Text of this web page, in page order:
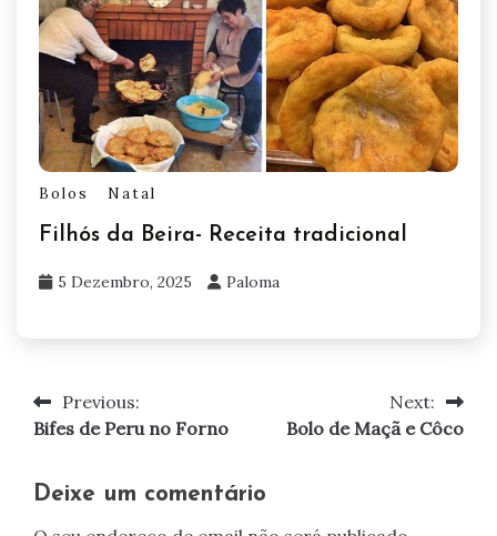
Bolos Natal
Filhós da Beira- Receita tradicional
5 Dezembro, 2025 Paloma
Navegação
artigos
Previous:
Bifes de Peru no Forno
Next:
Bolo de Maçã e Côco
Deixe um comentário